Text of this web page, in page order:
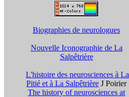
Biographies de neurologues
Nouvelle Iconographie de La
Salpêtrière
L'histoire des neurosciences à La
Pitié et à La Salpêtrière J Poirier
The history of neurosciences at